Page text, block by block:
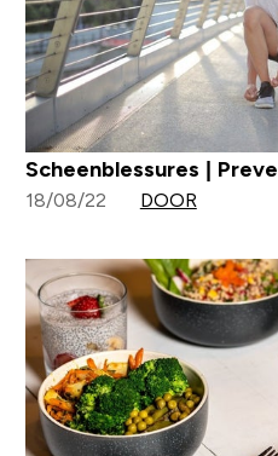
Scheenblessures |
18/08/22 DOOR